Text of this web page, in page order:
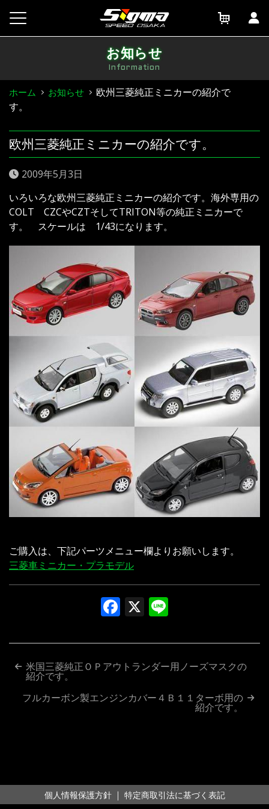
content
お知らせ
Information
ホーム お知らせ
欧州三菱純正ミニカーの紹介で
す。
欧州三菱純正ミニカーの紹介です。
2009年5月3日
いろいろな欧州三菱純正ミニカーの紹介です。海外専用の
COLT CZCやCZTそしてTRITON等の純正ミニカーで
す。 スケールは 1/43になります。
ご購入は、下記パーツメニュー欄よりお願いします。
三菱車ミニカー・プラモデル
Facebook
X
投 米国三菱純正ＯＰアウトランダー用ノーズマスクの
紹介です。
フルカーボン製エンジンカバー４Ｂ１１ターボ用の
紹介です。
個人情報保護方針 ｜ 特定商取引法に基づく表記